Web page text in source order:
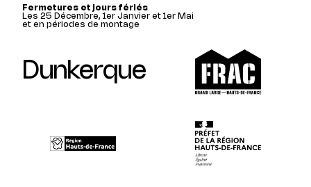
Fermetures et jours fériés
Les 25 Décembre, 1er Janvier et 1er Mai
et en périodes de montage
Dunkerque